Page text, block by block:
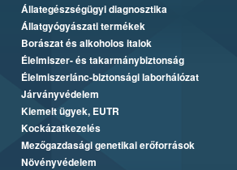
Állategészségügyi diagnosztika
Állatgyógyászati termékek
Borászat és alkoholos italok
Élelmiszer- és takarmánybiztonság
Élelmiszerlánc-biztonsági laborhálózat
Járványvédelem
Kiemelt ügyek, EUTR
Kockázatkezelés
Mezőgazdasági genetikai erőforrások
Növényvédelem